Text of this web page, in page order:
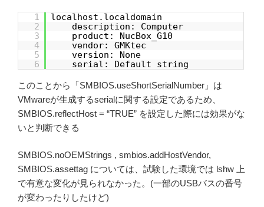
1
localhost.localdomain
2
description: Computer
3
product: NucBox_G10
4
vendor: GMKtec
5
version: None
6
serial: Default string
このことから「SMBIOS.useShortSerialNumber」は
VMwareが生成するserialに関する設定であるため、
SMBIOS.reflectHost = “TRUE” を設定した際には効果がな
いと判断できる
SMBIOS.noOEMStrings , smbios.addHostVendor,
SMBIOS.assettag については、試験した環境では lshw 上
で有意な変化が見られなかった。(一部のUSBバスの番号
が変わったりしたけど)